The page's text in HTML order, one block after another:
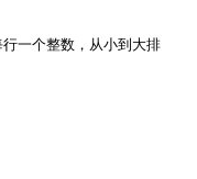
一个整数，从小到大排